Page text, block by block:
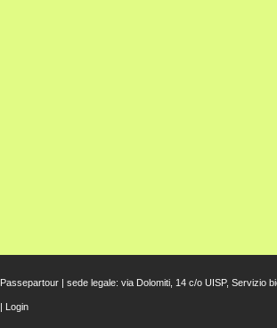
Passepartour | sede legale: via Dolomiti, 14 c/o UISP, Servizio
| Login